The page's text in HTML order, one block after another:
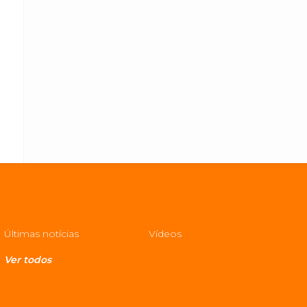
Últimas notícias Vídeos
Ver todos